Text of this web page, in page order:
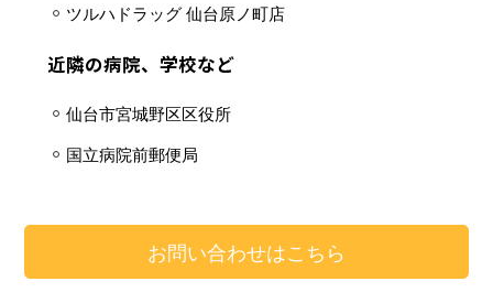
ツルハドラッグ 仙台原ノ町店
近隣の病院、学校など
仙台市宮城野区区役所
国立病院前郵便局
お問い合わせはこちら